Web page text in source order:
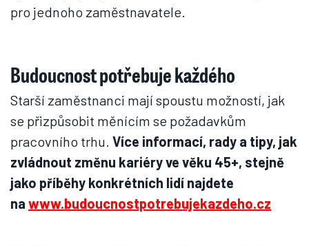
pro jednoho zaměstnavatele.
Budoucnost potřebuje každého
Starší zaměstnanci mají spoustu možností, jak
se přizpůsobit měnícím se požadavkům
pracovního trhu. Více informací, rady a tipy, jak
zvládnout změnu kariéry ve věku 45+, stejně
jako příběhy konkrétních lidí najdete
na www.budoucnostpotrebujekazdeho.cz